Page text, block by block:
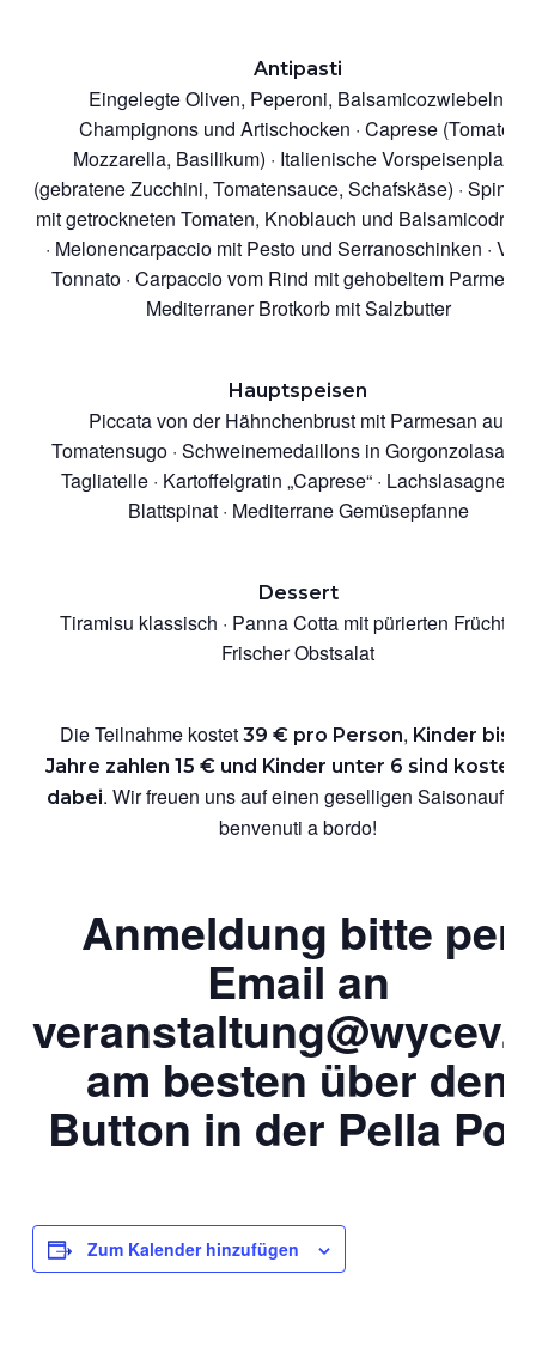
Antipasti
Eingelegte Oliven, Peperoni, Balsamicozwiebeln,
Champignons und Artischocken · Caprese (Tomate,
Mozzarella, Basilikum) · Italienische Vorspeisenplatte
(gebratene Zucchini, Tomatensauce, Schafskäse) ·
mit getrockneten Tomaten, Knoblauch und
· Melonencarpaccio mit Pesto und Serranoschinken ·
Tonnato · Carpaccio vom Rind mit gehobeltem Parmesan
Mediterraner Brotkorb mit Salzbutter
Hauptspeisen
Piccata von der Hähnchenbrust mit Parmesan auf
Tomatensugo · Schweinemedaillons in Gorgonzolasauce
Tagliatelle · Kartoffelgratin „Caprese“ · Lachslasagne mit
Blattspinat · Mediterrane Gemüsepfanne
Dessert
Tiramisu klassisch · Panna Cotta mit pürierten Früchten ·
Frischer Obstsalat
Die Teilnahme kostet 39 € pro Person, Kinder bis 16
Jahre zahlen 15 € und Kinder unter 6 sind
dabei. Wir freuen uns auf einen geselligen
benvenuti a bordo!
Anmeldung bitte per
Email an
am besten über den
Button in der Pella
Zum Kalender hinzufügen